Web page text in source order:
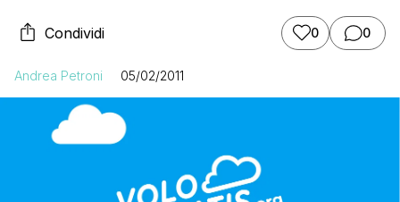
Condividi 0 0
Andrea Petroni 05/02/2011